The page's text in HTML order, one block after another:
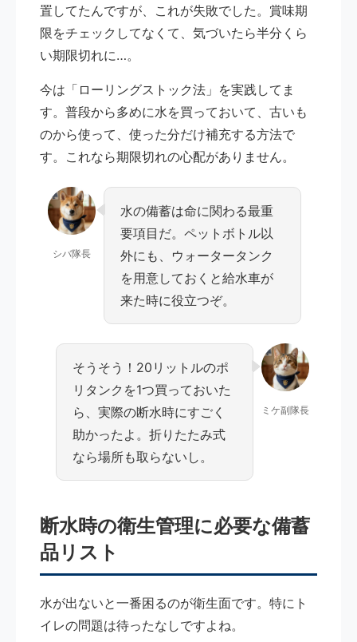
置してたんですが、これが失敗でした。賞味期
限をチェックしてなくて、気づいたら半分くら
い期限切れに…。
今は「ローリングストック法」を実践してま
す。普段から多めに水を買っておいて、古いも
のから使って、使った分だけ補充する方法で
す。これなら期限切れの心配がありません。
シバ隊長
水の備蓄は命に関わる最重
要項目だ。ペットボトル以
外にも、ウォータータンク
を用意しておくと給水車が
来た時に役立つぞ。
ミケ副隊長
そうそう！20リットルのポ
リタンクを1つ買っておいた
ら、実際の断水時にすごく
助かったよ。折りたたみ式
なら場所も取らないし。
断水時の衛生管理に必要な備蓄
品リスト
水が出ないと一番困るのが衛生面です。特にト
イレの問題は待ったなしですよね。